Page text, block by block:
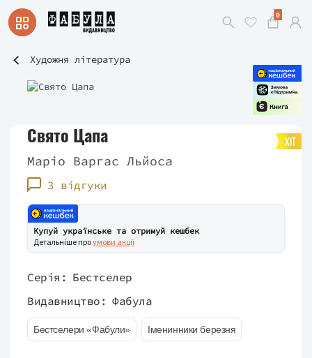
0
Художня література
ХІТ
Свято Цапа
Маріо Варгас Льйоса
3 відгуки
Купуй українське та отримуй кешбек
Детальніше проумови акції
Серія: Бестселер
Видавництво: Фабула
Бестселери «Фабули» Іменинники березня